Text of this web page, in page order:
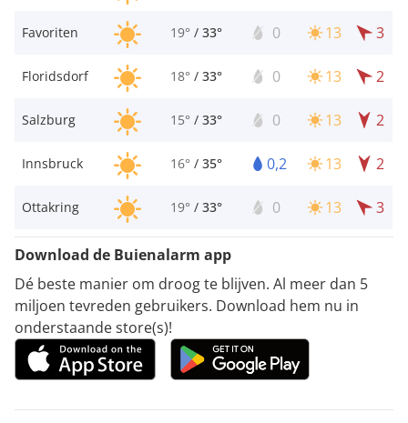
Favoriten 19° / 33° 0 13 3
Floridsdorf 18° / 33° 0 13 2
Salzburg 15° / 33° 0 13 2
Innsbruck 16° / 35° 0,2 13 2
Ottakring 19° / 33° 0 13 3
Download de Buienalarm app
Dé beste manier om droog te blijven. Al meer dan 5
miljoen tevreden gebruikers. Download hem nu in
onderstaande store(s)!